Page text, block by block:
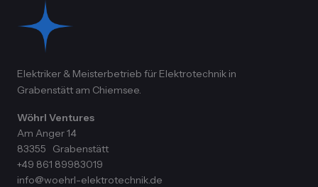
Elektriker & Meisterbetrieb für Elektrotechnik in
Grabenstätt am Chiemsee.
Wöhrl Ventures
Am Anger 14
83355
Grabenstätt
+49 861 89983019
info@woehrl-elektrotechnik.de